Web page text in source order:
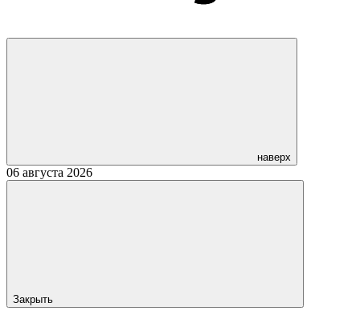
наверх
06 августа 2026
Закрыть